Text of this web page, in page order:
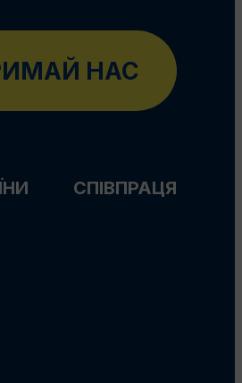
НАС
СПІВПРАЦЯ